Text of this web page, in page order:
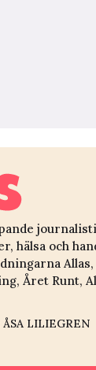
hälsa och
Allas,
Året Runt,
ÅSA LILIEGREN